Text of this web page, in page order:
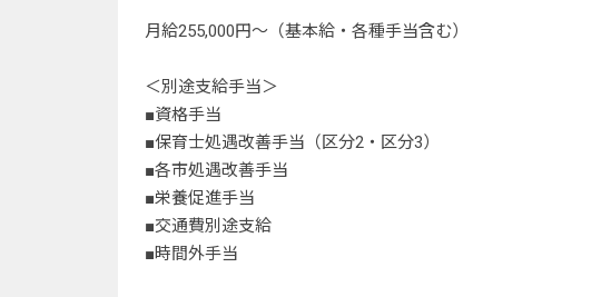
月給255,000円～（基本給・各種手当含む）
＜別途支給手当＞
■資格手当
■保育士処遇改善手当（区分2・区分3）
■各市処遇改善手当
■栄養促進手当
■交通費別途支給
■時間外手当